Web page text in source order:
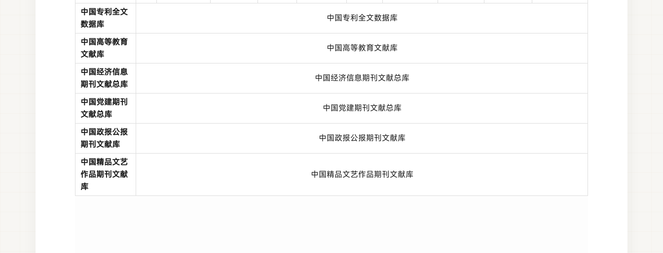
中国专利全文
数据库
中国专利全文数据库
中国高等教育
文献库
中国高等教育文献库
中国经济信息
期刊文献总库
中国经济信息期刊文献总库
中国党建期刊
文献总库
中国党建期刊文献总库
中国政报公报
期刊文献库
中国政报公报期刊文献库
中国精品文艺
作品期刊文献
库
中国精品文艺作品期刊文献库